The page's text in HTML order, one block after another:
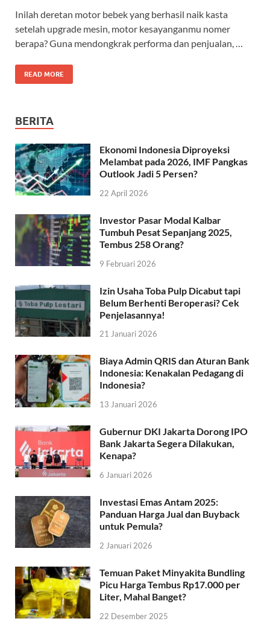
Inilah deretan motor bebek yang berhasil naik kasta
setelah upgrade mesin, motor kesayanganmu nomer
berapa? Guna mendongkrak performa dan penjualan, …
READ MORE
BERITA
Ekonomi Indonesia Diproyeksi
Melambat pada 2026, IMF Pangkas
Outlook Jadi 5 Persen?
22 April 2026
Investor Pasar Modal Kalbar
Tumbuh Pesat Sepanjang 2025,
Tembus 258 Orang?
9 Februari 2026
Izin Usaha Toba Pulp Dicabut tapi
Belum Berhenti Beroperasi? Cek
Penjelasannya!
21 Januari 2026
Biaya Admin QRIS dan Aturan Bank
Indonesia: Kenakalan Pedagang di
Indonesia?
13 Januari 2026
Gubernur DKI Jakarta Dorong IPO
Bank Jakarta Segera Dilakukan,
Kenapa?
6 Januari 2026
Investasi Emas Antam 2025:
Panduan Harga Jual dan Buyback
untuk Pemula?
2 Januari 2026
Temuan Paket Minyakita Bundling
Picu Harga Tembus Rp17.000 per
Liter, Mahal Banget?
22 Desember 2025